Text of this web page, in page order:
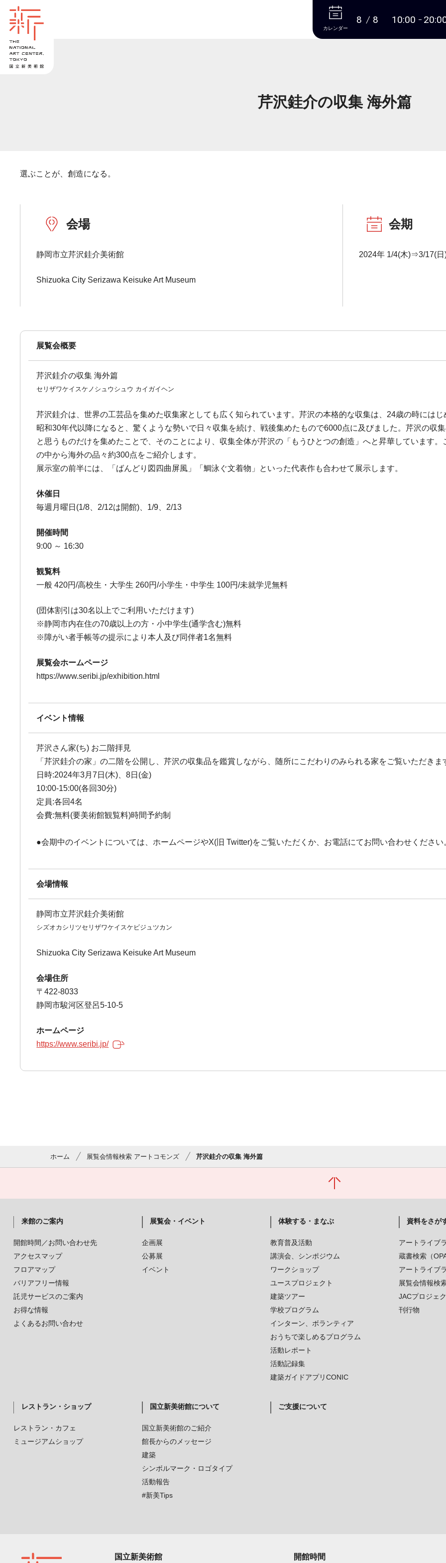
本文へ
カレンダー
8 8 10:00
芹沢銈介の収集 海外篇
選ぶことが、創造になる。
会場
静岡市立芹沢銈介美術館
Shizuoka City Serizawa Keisuke Art Museum
会期
2024年 1/4(木)⇒3/17(日
展覧会概要
芹沢銈介の収集 海外篇
セリザワケイスケノシュウシュウ カイガイヘン
芹沢銈介は、世界の工芸品を集めた収集家としても広く知られています。芹沢の本格的な収集は、24歳の時には
昭和30年代以降になると、驚くような勢いで日々収集を続け、戦後集めたもので6000点に及びました。芹沢の収
と思うものだけを集めたことで、そのことにより、収集全体が芹沢の「もうひとつの創造」へと昇華しています
の中から海外の品々約300点をご紹介します。
展示室の前半には、「ばんどり図四曲屏風」「鯛泳ぐ文着物」といった代表作も合わせて展示します。
休催日
毎週月曜日(1/8、2/12は開館)、1/9、2/13
開催時間
9:00 ～ 16:30
観覧料
一般 420円/高校生・大学生 260円/小学生・中学生 100円/未就学児無料
(団体割引は30名以上でご利用いただけます)
※静岡市内在住の70歳以上の方・小中学生(通学含む)無料
※障がい者手帳等の提示により本人及び同伴者1名無料
展覧会ホームページ
https://www.seribi.jp/exhibition.html
イベント情報
芹沢さん家(ち) お二階拝見
「芹沢銈介の家」の二階を公開し、芹沢の収集品を鑑賞しながら、随所にこだわりのみられる家をご覧いただきま
日時:2024年3月7日(木)、8日(金)
10:00-15:00(各回30分)
定員:各回4名
会費:無料(要美術館観覧料)時間予約制
●会期中のイベントについては、ホームページやX(旧 Twitter)をご覧いただくか、お電話にてお問い合わせください
会場情報
静岡市立芹沢銈介美術館
シズオカシリツセリザワケイスケビジュツカン
Shizuoka City Serizawa Keisuke Art Museum
会場住所
〒422-8033
静岡市駿河区登呂5-10-5
ホームページ
https://www.seribi.jp/
ホーム 展覧会情報検索 アートコモンズ 芹沢銈介の収集 海外篇
来館のご案内
開館時間／お問い合わせ先
アクセスマップ
フロアマップ
バリアフリー情報
託児サービスのご案内
お得な情報
よくあるお問い合わせ
展覧会・イベント
企画展
公募展
イベント
体験する・まなぶ
教育普及活動
講演会、シンポジウム
ワークショップ
ユースプロジェクト
建築ツアー
学校プログラム
インターン、ボランティア
おうちで楽しめるプログラム
活動レポート
活動記録集
建築ガイドアプリCONIC
資料をさが
アートライブ
蔵書検索（
アートライブ
展覧会情報検
JACプロジェ
刊行物
レストラン・ショップ
レストラン・カフェ
ミュージアムショップ
国立新美術館について
国立新美術館のご紹介
館長からのメッセージ
建築
シンボルマーク・ロゴタイプ
活動報告
#新美Tips
ご支援について
国立新美術館 開館時間